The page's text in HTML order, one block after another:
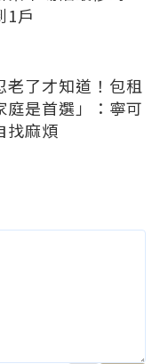
1戶
老了才知道！包租
庭是首選」：寧可
找麻煩